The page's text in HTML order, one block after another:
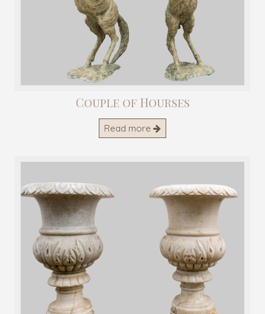
Couple of Hourses
Read more